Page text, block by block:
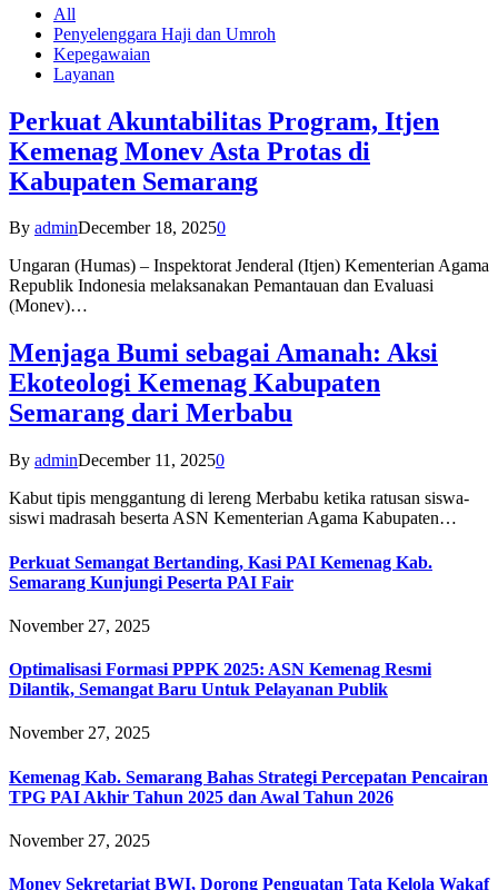
All
Penyelenggara Haji dan Umroh
Kepegawaian
Layanan
Perkuat Akuntabilitas Program, Itjen
Kemenag Monev Asta Protas di
Kabupaten Semarang
By adminDecember 18, 20250
Ungaran (Humas) – Inspektorat Jenderal (Itjen) Kementerian Agama
Republik Indonesia melaksanakan Pemantauan dan Evaluasi
(Monev)…
Menjaga Bumi sebagai Amanah: Aksi
Ekoteologi Kemenag Kabupaten
Semarang dari Merbabu
By adminDecember 11, 20250
Kabut tipis menggantung di lereng Merbabu ketika ratusan siswa-
siswi madrasah beserta ASN Kementerian Agama Kabupaten…
Perkuat Semangat Bertanding, Kasi PAI Kemenag Kab.
Semarang Kunjungi Peserta PAI Fair
November 27, 2025
Optimalisasi Formasi PPPK 2025: ASN Kemenag Resmi
Dilantik, Semangat Baru Untuk Pelayanan Publik
November 27, 2025
Kemenag Kab. Semarang Bahas Strategi Percepatan Pencairan
TPG PAI Akhir Tahun 2025 dan Awal Tahun 2026
November 27, 2025
Monev Sekretariat BWI, Dorong Penguatan Tata Kelola Wakaf